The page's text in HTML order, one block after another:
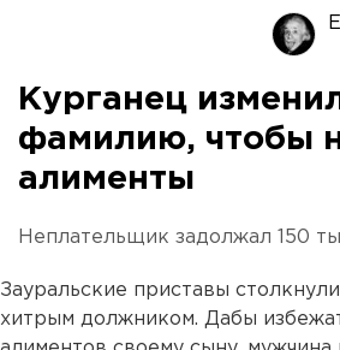
Курганец
фамилию, чтобы
алименты
Неплательщик задолжал 150
Зауральские приставы
хитрым должником. Дабы